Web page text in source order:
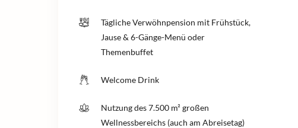
Tägliche Verwöhnpension mit Frühstück,
Jause & 6-Gänge-Menü oder
Themenbuffet
Welcome Drink
Nutzung des 7.500 m² großen
Wellnessbereichs (auch am Abreisetag)